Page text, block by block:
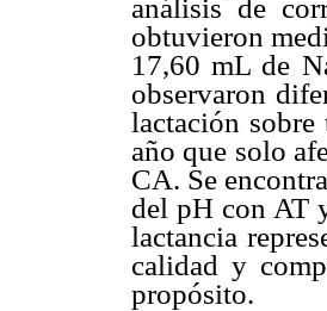
análisis de
obtuvieron
17,60 mL de
observaron
lactación sobre
año que solo
CA. Se
del pH con AT
lactancia
calidad y
propósito.